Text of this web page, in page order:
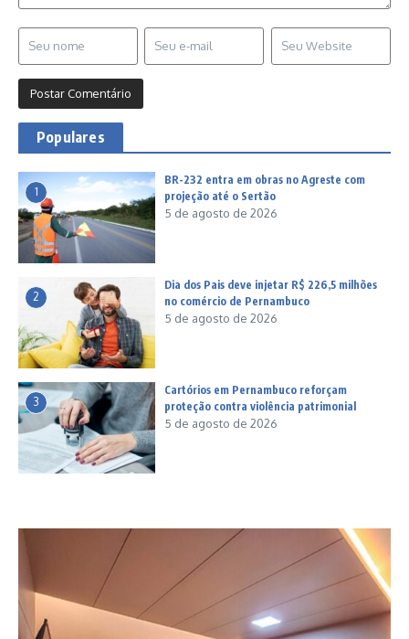
Populares
1
BR-232 entra em obras no Agreste com
projeção até o Sertão
5 de agosto de 2026
2
Dia dos Pais deve injetar R$ 226,5 milhões
no comércio de Pernambuco
5 de agosto de 2026
3
Cartórios em Pernambuco reforçam
proteção contra violência patrimonial
5 de agosto de 2026